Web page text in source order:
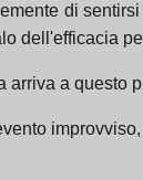
di
dell'efficacia
arriva a questo